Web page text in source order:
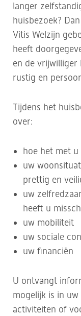
langer
huisbezoek?
Vitis Welzijn
heeft
en de vrijwilliger
rustig en
Tijdens het
over:
hoe het met u
uw
prettig en
uw
heeft u
uw mobiliteit
uw sociale
uw financiën
U ontvangt
mogelijk is in uw
activiteiten of